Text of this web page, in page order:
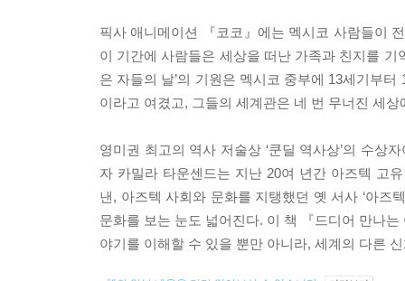
픽사 애니메이션 『코코』에는 멕시코 사람들이
이 기간에 사람들은 세상을 떠난 가족과 친지를
은 자들의 날’의 기원은 멕시코 중부에 13세기부
이라고 여겼고, 그들의 세계관은 네 번 무너진 세
영미권 최고의 역사 저술상 ‘쿤딜 역사상’의 수상
자 카밀라 타운센드는 지난 20여 년간 아즈텍 고
낸, 아즈텍 사회와 문화를 지탱했던 옛 서사 ‘아즈
문화를 보는 눈도 넓어진다. 이 책 『드디어 만나
야기를 이해할 수 있을 뿐만 아니라, 세계의 다른